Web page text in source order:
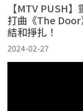
【MTV PUSH
打曲《The
結和掙扎！
2024-02-27